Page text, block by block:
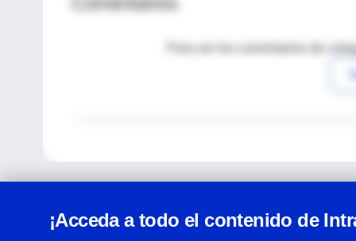
Para ver los comentarios de
¡Acceda a todo el contenido de